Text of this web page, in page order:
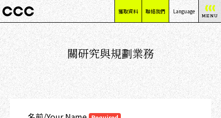
獲取資料 聯絡我們 Language
日本語
English
简体中文
繁體中文
MENU
關研究與規劃業務